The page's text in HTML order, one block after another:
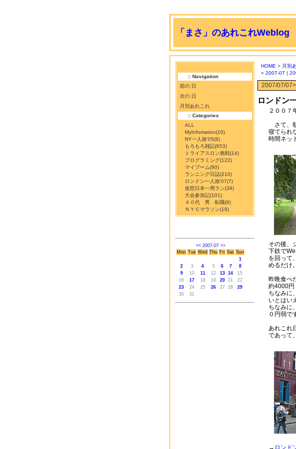
「まさ」のあれこれWeblog
:: Navigation
前の 日
次の 日
月別あれこれ
:: Categories
ALL
MyInfomation(10)
NY一人旅'05(9)
もろもろ雑記(653)
トライアスロン挑戦(14)
プログラミング(122)
マイブーム(90)
ランニング日誌(210)
ロンドン一人旅'07(7)
仮想日本一周ラン(39)
大会参加記(101)
４０代 男 転職(8)
ＮＹＣマラソン(19)
<< 2007-07 >>
Mon Tue Wed Thu Fri Sat Sun
1
2
3 4 5 6 7
8
9
10 11 12 13 14
15
16
17 18 19 20 21
22
23
24 25 26 27 28
29
30
31
HOME > 月別
« 2007-07 |
2007/07/07>
ロンドン
２００７
さて、
寝てられ
時間ネッ
その後、
下鉄で
を回って
めるだけ
昨晩食べ
約4000円
ちなみに
いとはい
ちなみに
０円弱で
あれこれ
であって
→ ロンド